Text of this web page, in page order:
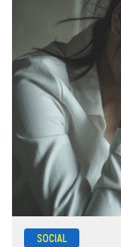
SOCIAL